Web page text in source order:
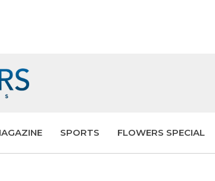
SPORTS FLOWERS SPECIAL